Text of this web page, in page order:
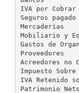
IVA por Cobrar
Seguros
Mercaderías
Mobiliario y
Gastos de
Proveedores
Acreedores no
Impuesto
IVA Retenido
Patrimonio Neto